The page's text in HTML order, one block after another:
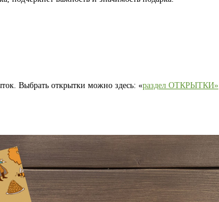
Выбрать открытки можно здесь: «раздел ОТКРЫТКИ»